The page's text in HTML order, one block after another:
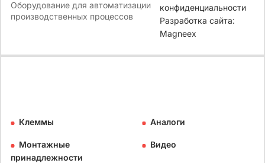
Оборудование для автоматизации
производственных процессов
конфиденциальности
Разработка сайта:
Magneex
Клеммы
Монтажные
принадлежности
Аналоги
Видео